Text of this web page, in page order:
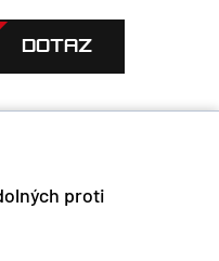
DOTAZ
proti